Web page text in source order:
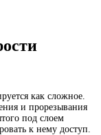
как сложное.
и прорезывания
под слоем
к нему доступ.